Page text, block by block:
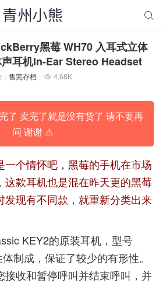

黑莓 WH70 入耳式立体
耳机In-Ear Stereo Headset
售完存档  4.68K
了 卖完了就是没有货了 请不要再
问 谢谢 ⚠️
一个情怀吧，黑莓的手机在市场
这款耳机也是混在昨天更的黑莓
发现有不同款，就重新分类出来
KEY2的原装耳机，型号
制成，保证了较少的有形性。
接收和暂停呼叫并结束呼叫，并